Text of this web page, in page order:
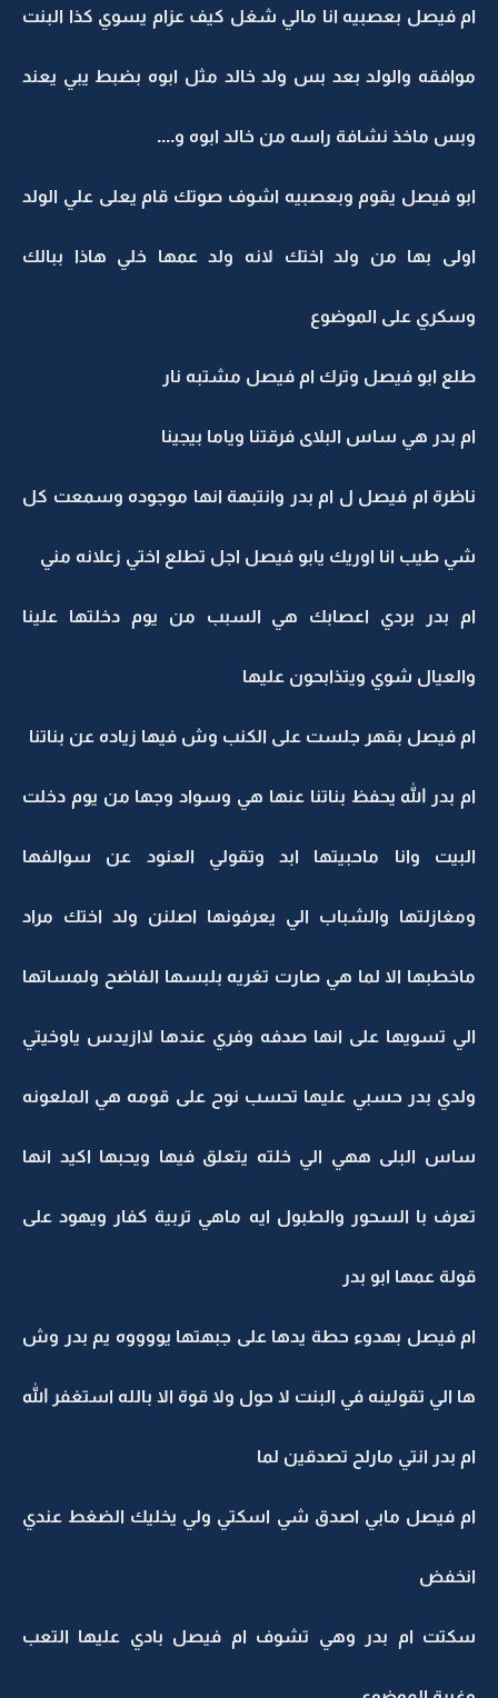
ام فيصل بعصبيه انا مالي شغل كيف عزام يسوي كذا البنت
موافقه والولد بعد بس ولد خالد مثل ابوه بضبط يبي يعند
وبس ماخذ نشافة راسه من خالد ابوه و....
ابو فيصل يقوم وبعصبيه اشوف صوتك قام يعلى علي الولد
اولى بها من ولد اختك لانه ولد عمها خلي هاذا ببالك
وسكري على الموضوع
طلع ابو فيصل وترك ام فيصل مشتبه نار
ام بدر هي ساس البلاى فرقتنا وياما بيجينا
ناظرة ام فيصل ل ام بدر وانتبهة انها موجوده وسمعت كل
شي طيب انا اوريك يابو فيصل اجل تطلع اختي زعلانه مني
ام بدر بردي اعصابك هي السبب من يوم دخلتها علينا
والعيال شوي ويتذابحون عليها
ام فيصل بقهر جلست على الكنب وش فيها زياده عن بناتنا
ام بدر الله يحفظ بناتنا عنها هي وسواد وجها من يوم دخلت
البيت وانا ماحبيتها ابد وتقولي العنود عن سوالفها
ومغازلتها والشباب الي يعرفونها اصلنن ولد اختك مراد
ماخطبها الا لما هي صارت تغريه بلبسها الفاضح ولمساتها
الي تسويها على انها صدفه وفري عندها لاازيدس ياوخيتي
ولدي بدر حسبي عليها تحسب نوح على قومه هي الملعونه
ساس البلى ههي الي خلته يتعلق فيها ويحبها اكيد انها
تعرف با السحور والطبول ايه ماهي تربية كفار ويهود على
قولة عمها ابو بدر
ام فيصل بهدوء حطة يدها على جبهتها يووووه يم بدر وش
ها الي تقولينه في البنت لا حول ولا قوة الا بالله استغفر الله
ام بدر انتي مارلح تصدقين لما
ام فيصل مابي اصدق شي اسكتي ولي يخليك الضغط عندي
انخفض
سكتت ام بدر وهي تشوف ام فيصل بادي عليها التعب